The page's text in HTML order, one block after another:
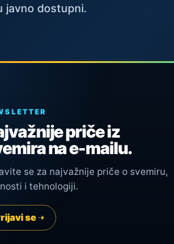
javno dostupni.
priče iz
na e-mailu.
se za najvažnije priče o svemiru,
i tehnologiji.
se